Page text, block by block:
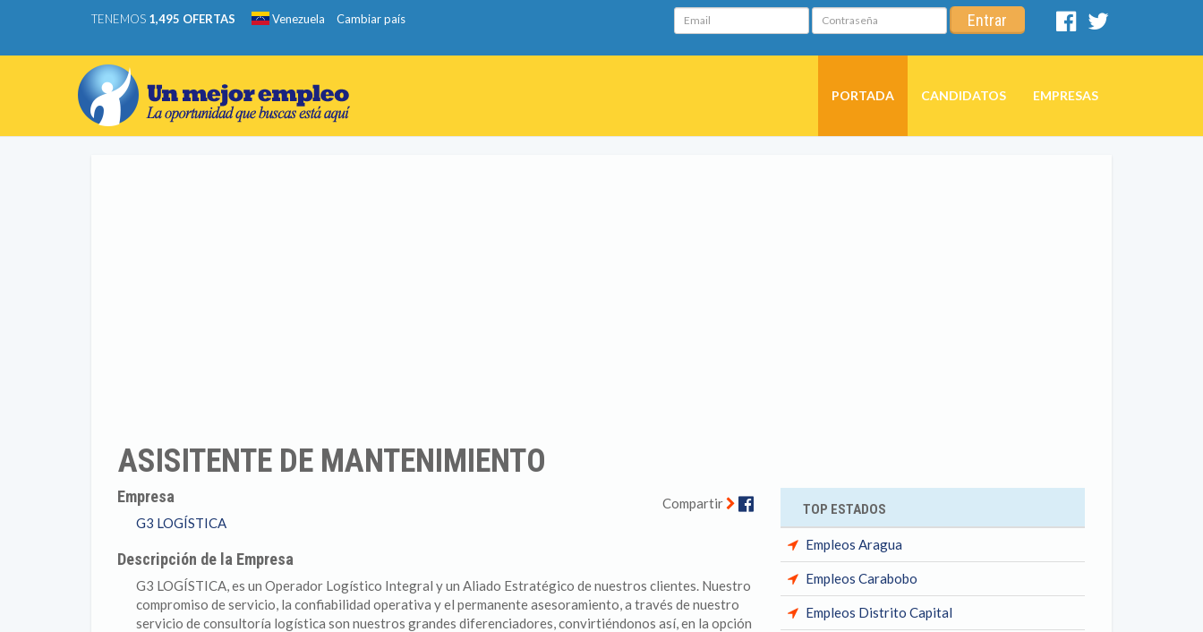
TENEMOS 1,495 OFERTAS Venezuela Cambiar país Email Contraseña Entrar
Facebook
PORTADA CANDIDATOS EMPRESAS
ASISITENTE DE MANTENIMIENTO
Compartir Facebook
Empresa
G3 LOGÍSTICA
Descripción de la Empresa
G3 LOGÍSTICA, es un Operador Logístico Integral y un Aliado Estratégico de nuestros clientes. Nuestro
compromiso de servicio, la confiabilidad operativa y el permanente asesoramiento, a través de nuestro
servicio de consultoría logística son nuestros grandes diferenciadores, convirtiéndonos así, en la opción
TOP ESTADOS
Empleos Aragua
Empleos Carabobo
Empleos Distrito Capital